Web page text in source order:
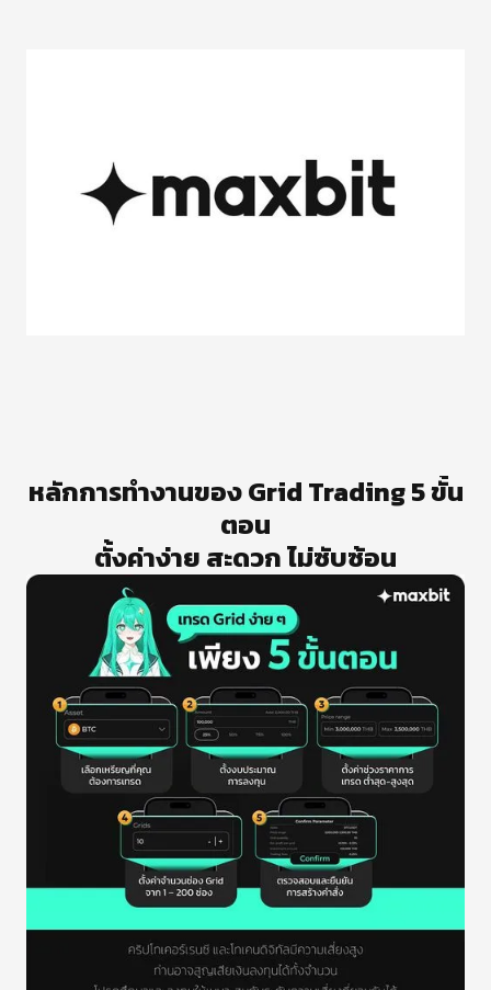
หลักการทำงานของ Grid Trading 5 ขั้น
ตอน
ตั้งค่าง่าย สะดวก ไม่ซับซ้อน